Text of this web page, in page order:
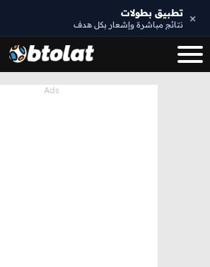
× تطبيق بطولات
نتائج مباشرة وإشعار بكل هدف